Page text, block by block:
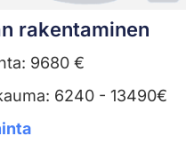
rakentaminen
9680 €
6240 - 13490€